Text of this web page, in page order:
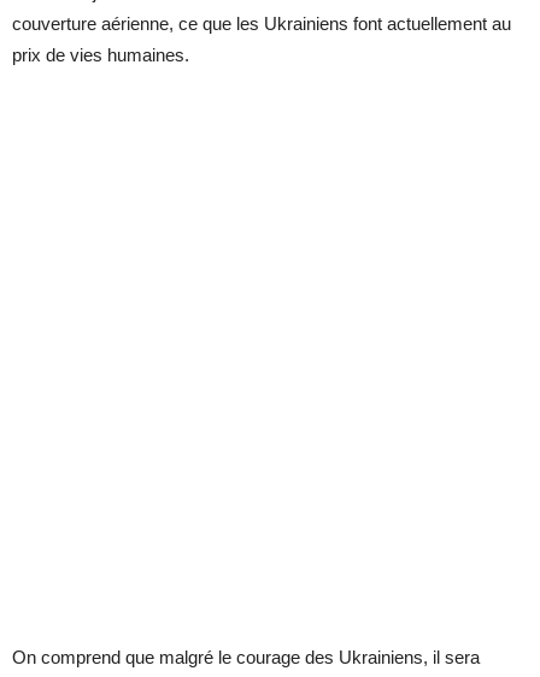
couverture aérienne, ce que les Ukrainiens font actuellement au
prix de vies humaines.
On comprend que malgré le courage des Ukrainiens, il sera